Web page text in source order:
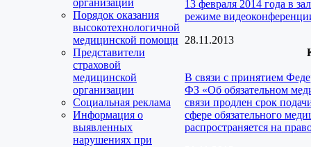
организации
Порядок оказания
высокотехнологичной
медицинской помощи
Представители
страховой
медицинской
организации
Социальная реклама
Информация о
выявленных
нарушениях при
13 февраля 2014 года в
режиме
28.11.2013
В связи с принятием
ФЗ «Об обязательном
связи продлен срок
сфере обязательного
распространяется на